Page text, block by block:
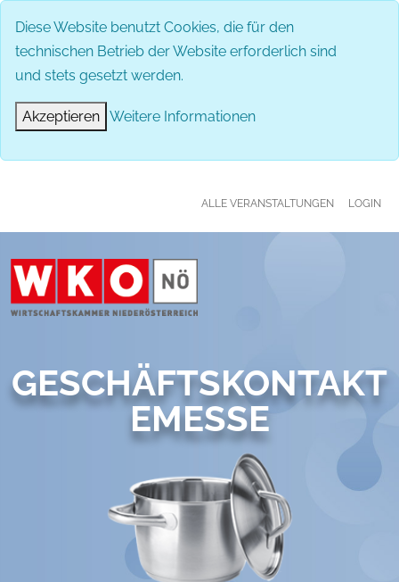
Diese Website benutzt Cookies, die für den
technischen Betrieb der Website erforderlich sind
und stets gesetzt werden.
Akzeptieren Weitere Informationen
ALLE VERANSTALTUNGEN LOGIN
GESCHÄFTSKONTAKT
EMESSE